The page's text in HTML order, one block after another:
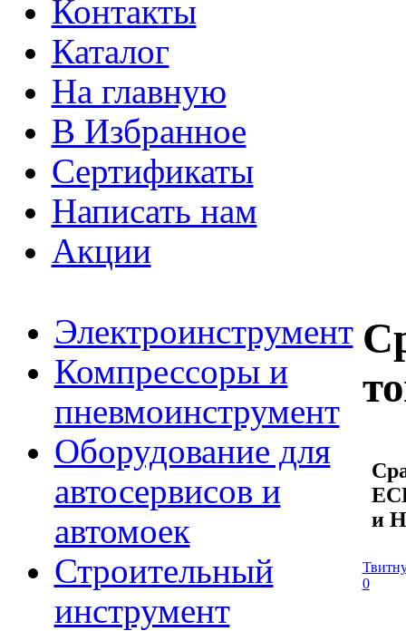
Контакты
Каталог
На главную
В Избранное
Сертификаты
Написать нам
Акции
Электроинструмент
Компрессоры и
пневмоинструмент
Оборудование для
автосервисов и
автомоек
Строительный
инструмент
и
0